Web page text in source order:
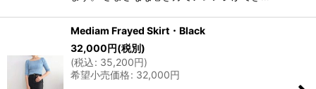
Mediam Frayed Skirt・Black
32,000円(税別)
(税込: 35,200円)
希望小売価格: 32,000円